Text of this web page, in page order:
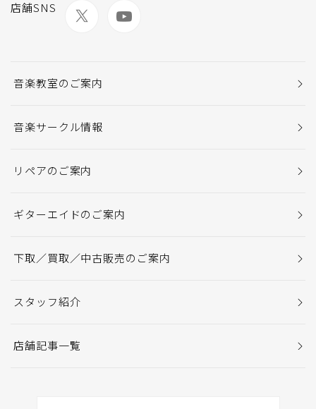
店舗SNS
音楽教室のご案内
音楽サークル情報
リペアのご案内
ギターエイドのご案内
下取／買取／中古販売のご案内
スタッフ紹介
店舗記事一覧